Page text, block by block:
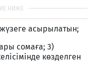
асырылатын;
сомаға; 3)
көзделген